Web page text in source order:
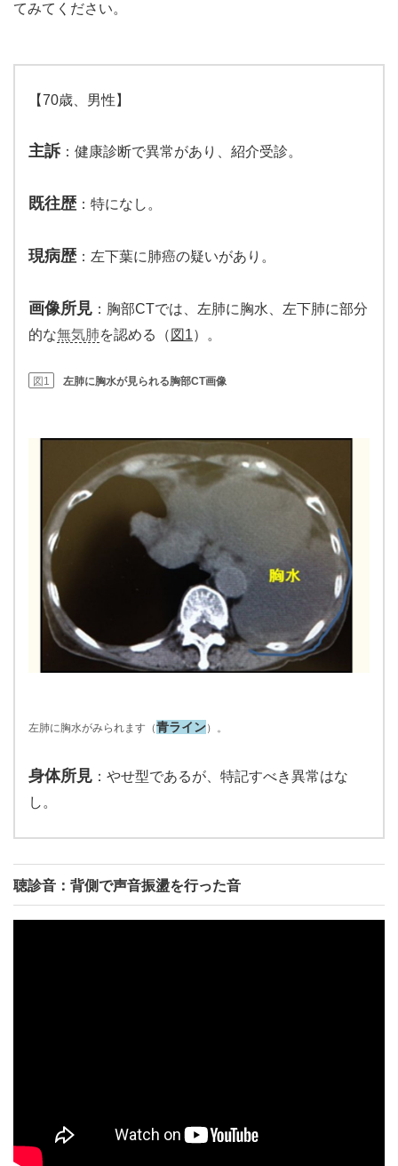
てみてください。
【70歳、男性】
主訴：健康診断で異常があり、紹介受診。
既往歴 ：特になし。
現病歴 ：左下葉に肺癌の疑いがあり。
画像所見 ：胸部CTでは、左肺に胸水、左下肺に部分
的な無気肺を認める（ 図1）。
図1 左肺に胸水が見られる胸部CT画像
左肺に胸水がみられます（青ライン）。
身体所見 ：やせ型であるが、特記すべき異常はな
し。
聴診音：背側で声音振盪を行った音